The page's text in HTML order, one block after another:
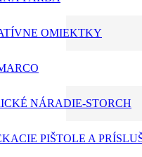
OMIEKTKY
NÁRADIE-STORCH
PIŠTOLE A